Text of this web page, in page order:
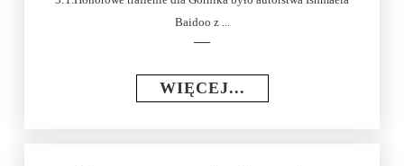
Baidoo z ...
WIĘCEJ...